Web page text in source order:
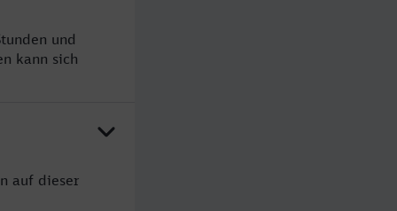
und
kann sich
auf dieser